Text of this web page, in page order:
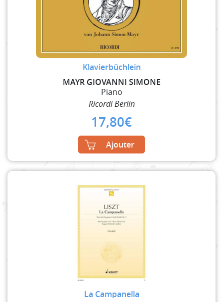
Klavierbüchlein
MAYR GIOVANNI SIMONE
Piano
Ricordi Berlin
17,80€
Ajouter
La Campanella